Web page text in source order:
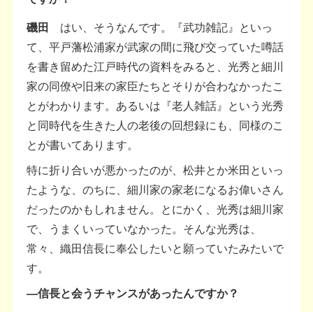
磯田 はい、そうなんです。『武功雑記』といっ
て、平戸藩松浦家が武家の間に飛び交っていた噂話
を書き留めた江戸時代の資料をみると、光秀と細川
家の同僚や旧来の家臣たちとそりが合わなかったこ
とがわかります。あるいは『老人雑話』という光秀
と同時代を生きた人の老後の回想録にも、同様のこ
とが書いてあります。
特に折り合いが悪かったのが、松井とか米田といっ
たような、のちに、細川家の家老になるお偉いさん
だったのかもしれません。とにかく、光秀は細川家
で、うまくいっていなかった。そんな光秀は、
常々、織田信長に奉公したいと願っていたみたいで
す。
―信長と会うチャンスがあったんですか？